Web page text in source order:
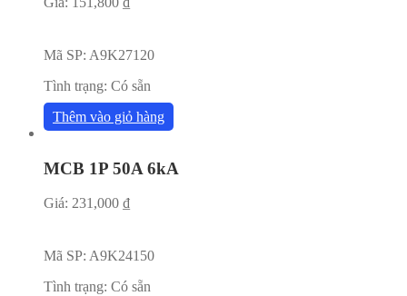
Mã SP: A9K27120
Tình trạng: Có sẵn
Thêm vào giỏ hàng
MCB 1P 50A 6kA
Giá: 231,000 ₫
Mã SP: A9K24150
Tình trạng: Có sẵn